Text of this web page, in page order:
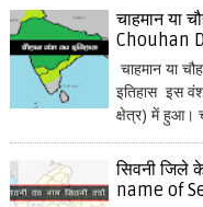
चाहमान या
Chouhan
चाहमान या
इतिहास इस
क्षेत्र) में हुआ।
सिवनी जिले
name of